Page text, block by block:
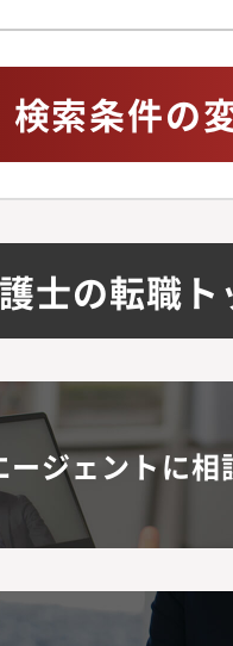
検索条件の
士の転職ト
ージェントに相